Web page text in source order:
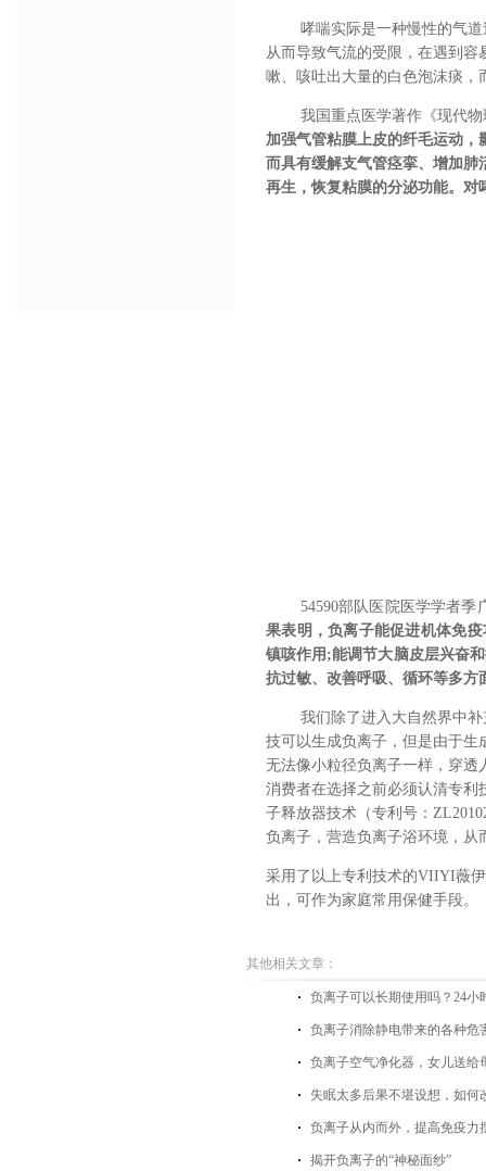
哮喘实际是一种慢性的气
从而导致气流的受限，在遇到
嗽、咳吐出大量的白色泡沫痰，
我国重点医学著作《现代
加强气管粘膜上皮的纤毛运动
而具有缓解支气管痉挛、增加
再生，恢复粘膜的分泌功能。对
54590部队医院医学学者季
果表明，负离子能促进机体免
镇咳作用 ;能调节大脑皮层兴奋
抗过敏、改善呼吸、循环等多方
我们除了进入大自然界中
技可以生成负离子，但是由于生
无法像小粒径负离子一样，穿透
消费者在选择之前必须认清专利
子释放器技术（专利号：
负离子，营造负离子浴环境，从
采用了以上专利技术的VIIYI薇
出，可作为家庭常用保健手段。
其他相关文章：
负离子可以长期使用吗？24小
负离子消除静电带来的各种危
负离子空气净化器，女儿送给
失眠太多后果不堪设想，如何
负离子从内而外，提高免疫力
揭开负离子的“神秘面纱”